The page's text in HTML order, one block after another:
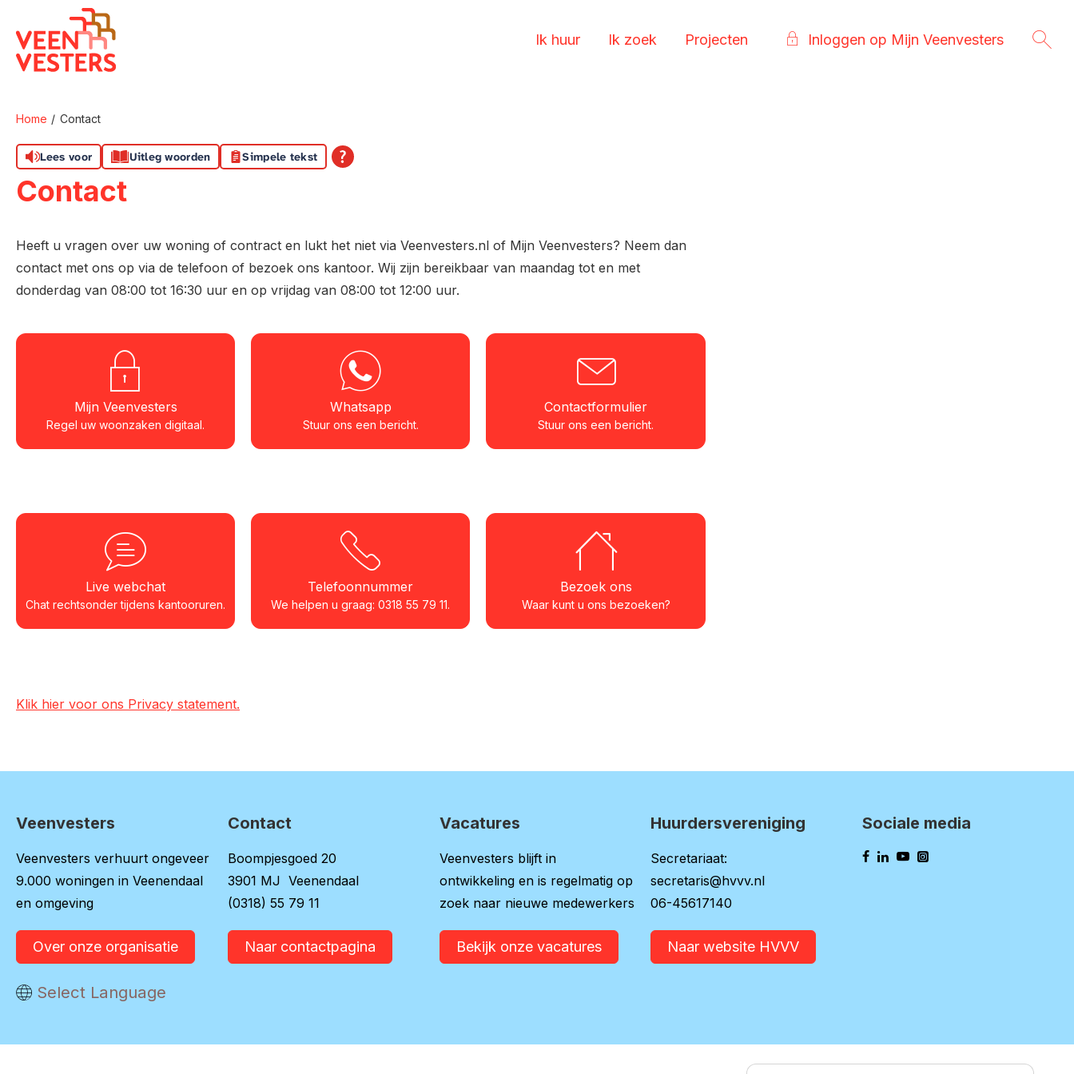
Naar hoofdinhoud
Naar hoofdnavigatiemenu
Naar zoeken
Naar de homepage
Ik huur Ik zoek Projecten Inloggen op Mijn Veenvesters
Home Contact
Lees voor Uitleg woorden Simpele tekst
Contact
Heeft u vragen over uw woning of contract en lukt het niet via Veenvesters.nl of Mijn Veenvesters? Neem dan
contact met ons op via de telefoon of bezoek ons kantoor. Wij zijn bereikbaar van maandag tot en met
donderdag van 08:00 tot 16:30 uur en op vrijdag van 08:00 tot 12:00 uur.
Mijn Veenvesters
Regel uw woonzaken digitaal.
Whatsapp
Stuur ons een bericht.
Contactformulier
Stuur ons een bericht.
Live webchat
Chat rechtsonder tijdens kantooruren.
Telefoonnummer
We helpen u graag: 0318 55 79 11.
Bezoek ons
Waar kunt u ons bezoeken?
Klik hier voor ons Privacy statement.
Contactinformatie
Veenvesters
Veenvesters verhuurt ongeveer
9.000 woningen in Veenendaal
en omgeving
Over onze organisatie
Contact
Boompjesgoed 20
3901 MJ Veenendaal
(0318) 55 79 11
Naar contactpagina
Vacatures
Veenvesters blijft in
ontwikkeling en is regelmatig op
zoek naar nieuwe medewerkers
Bekijk onze vacatures
Huurdersvereniging
Secretariaat:
secretaris@hvvv.nl
06-45617140
Naar website HVVV
Sociale media
Vertaal deze pagina
Select Language